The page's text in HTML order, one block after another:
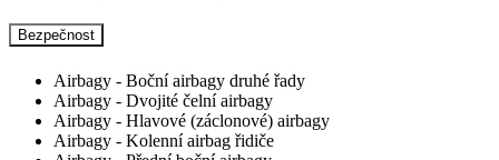
Bezpečnost
Airbagy - Boční airbagy druhé řady
Airbagy - Dvojité čelní airbagy
Airbagy - Hlavové (záclonové) airbagy
Airbagy - Kolenní airbag řidiče